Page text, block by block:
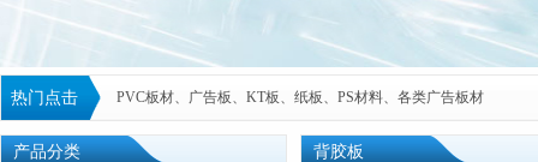
热门点击 PVC板材、广告板、KT板、纸板、PS材料、各类广告板材
产品分类 背胶板